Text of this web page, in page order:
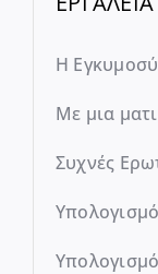
Η
Με μια
Συχνές